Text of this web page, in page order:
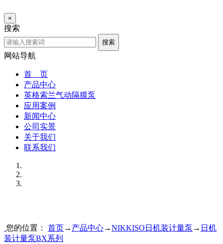
×
搜索
搜索
网站导航
首 页
产品中心
英格索兰气动隔膜泵
应用案例
新闻中心
公司实景
关于我们
联系我们
您的位置： 首页→ 产品中心→NIKKISO日机装计量泵 → 日机
装计量泵BX系列